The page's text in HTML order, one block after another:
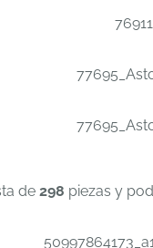
de 298 piezas y